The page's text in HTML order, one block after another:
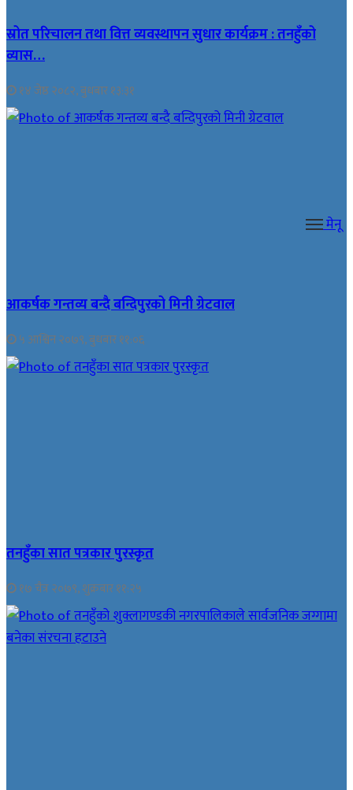
मेनू
स्रोत परिचालन तथा वित्त व्यवस्थापन सुधार कार्यक्रम : तनहुँको
व्यास…
१४ जेष्ठ २०८२, बुधबार १३:३१
आकर्षक गन्तव्य बन्दै बन्दिपुरको मिनी ग्रेटवाल
५ आश्विन २०७९, बुधबार ११:०६
तनहुँका सात पत्रकार पुरस्कृत
१७ चैत्र २०७९, शुक्रबार ११:२५